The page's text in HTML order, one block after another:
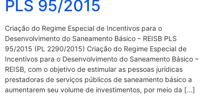
PLS 95/2015
Criação do Regime Especial de Incentivos para o
Desenvolvimento do Saneamento Básico – REISB PLS
95/2015 (PL 2290/2015) Criação do Regime Especial de
Incentivos para o Desenvolvimento do Saneamento Básico –
REISB, com o objetivo de estimular as pessoas jurídicas
prestadoras de serviços públicos de saneamento básico a
aumentarem seu volume de investimentos, por meio da […]